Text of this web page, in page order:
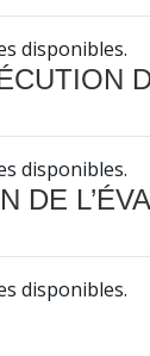
disponibles.
disponibles.
DE
disponibles.